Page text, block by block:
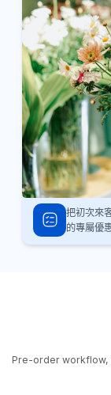
把初次來
的專屬優
Pre-order workflow,